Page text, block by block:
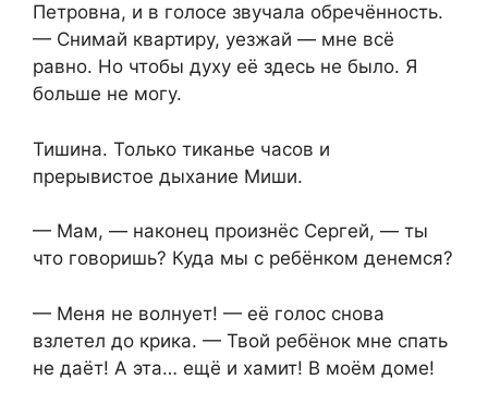
Петровна, и в голосе звучала обречённость.
— Снимай квартиру, уезжай — мне всё
равно. Но чтобы духу её здесь не было. Я
больше не могу.
Тишина. Только тиканье часов и
прерывистое дыхание Миши.
— Мам, — наконец произнёс Сергей, — ты
что говоришь? Куда мы с ребёнком денемся?
— Меня не волнует! — её голос снова
взлетел до крика. — Твой ребёнок мне спать
не даёт! А эта… ещё и хамит! В моём доме!